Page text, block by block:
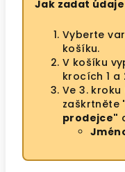
Jak zadat
Vyberte
košíku.
V košíku
krocích 1 a
Ve 3.
zaškrtněte
prodejce"